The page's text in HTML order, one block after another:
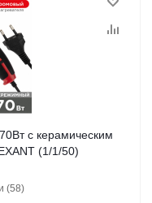
с керамическим
(1/1/50)
(58)